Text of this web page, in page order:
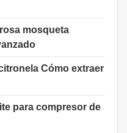
mosqueta
Cómo extraer
para compresor de